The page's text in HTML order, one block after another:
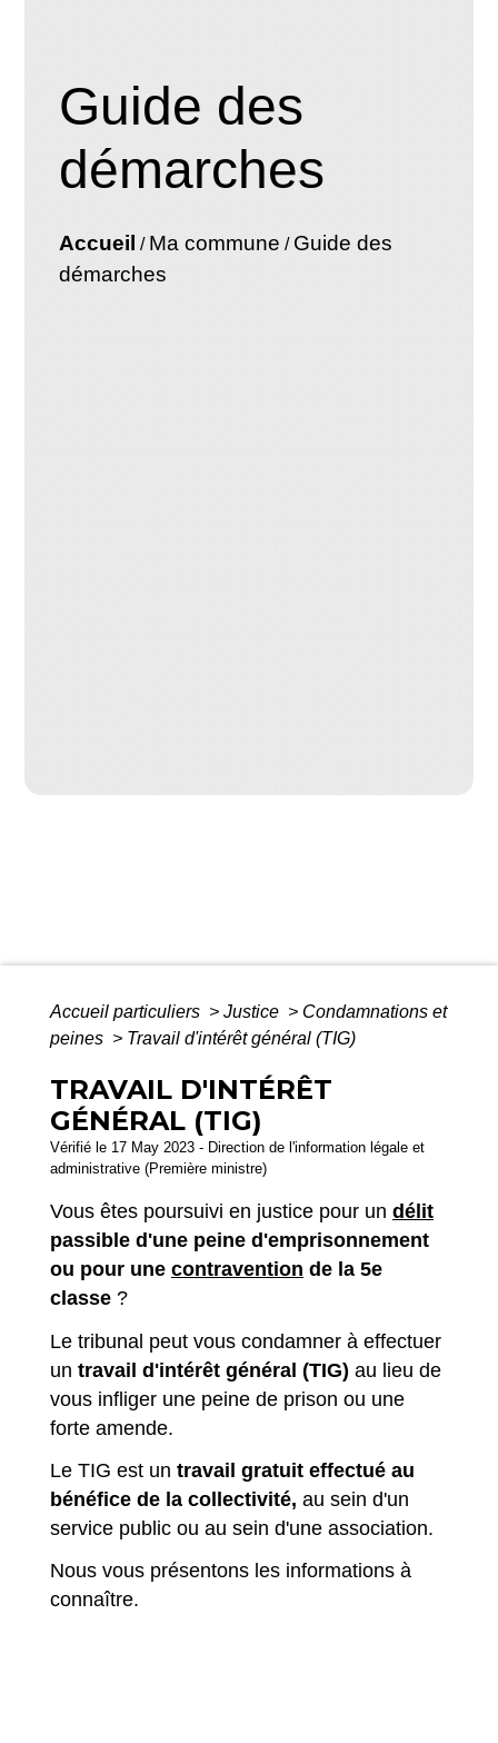
Guide des
démarches
Accueil / Ma commune / Guide des
démarches
Accueil particuliers > Justice > Condamnations et
peines > Travail d'intérêt général (TIG)
TRAVAIL D'INTÉRÊT
GÉNÉRAL (TIG)
Vérifié le 17 May 2023 - Direction de l'information légale et
administrative (Première ministre)
Vous êtes poursuivi en justice pour un délit
passible d'une peine d'emprisonnement
ou pour une contravention de la 5e
classe ?
Le tribunal peut vous condamner à effectuer
un travail d'intérêt général (TIG) au lieu de
vous infliger une peine de prison ou une
forte amende.
Le TIG est un travail gratuit effectué au
bénéfice de la collectivité, au sein d'un
service public ou au sein d'une association.
Nous vous présentons les informations à
connaître.